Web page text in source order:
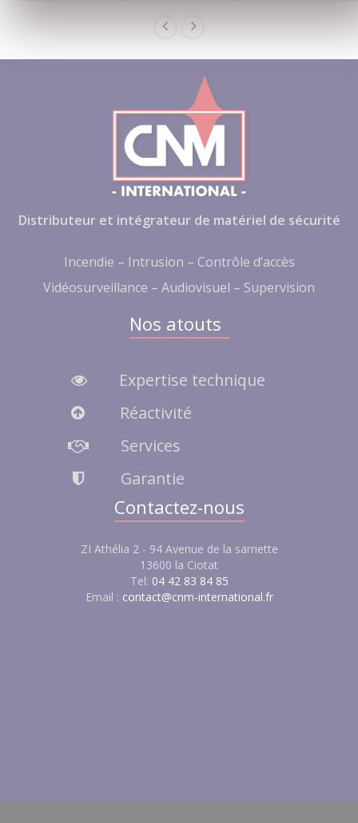
Distributeur et intégrateur de matériel de sécurité
Incendie – Intrusion – Contrôle d’accès
Vidéosurveillance – Audiovisuel – Supervision
Nos atouts
Expertise technique
Réactivité
Services
Garantie
Contactez-nous
ZI Athélia 2 - 94 Avenue de la sarriette
13600 la Ciotat
Tel: 04 42 83 84 85
Email : contact@cnm-international.fr